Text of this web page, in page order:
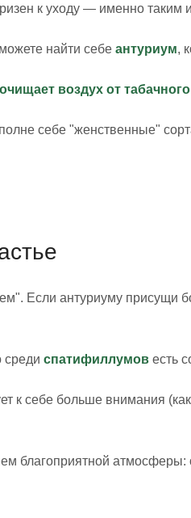
к уходу — именно таким
найти себе антуриум,
очищает воздух от
себе "женственные"
Если антуриуму
среди спатифиллумов есть
к себе больше внимания
благоприятной атмосферы: